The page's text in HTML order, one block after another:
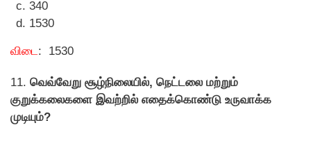
340
1530
விடை: 1530
11. வெவ்வேறு சூழ்நிலையில், நெட்டலை மற்றும்
குறுக்கலைகளை இவற்றில் எதைக்கொண்டு உருவாக்க
முடியும்?